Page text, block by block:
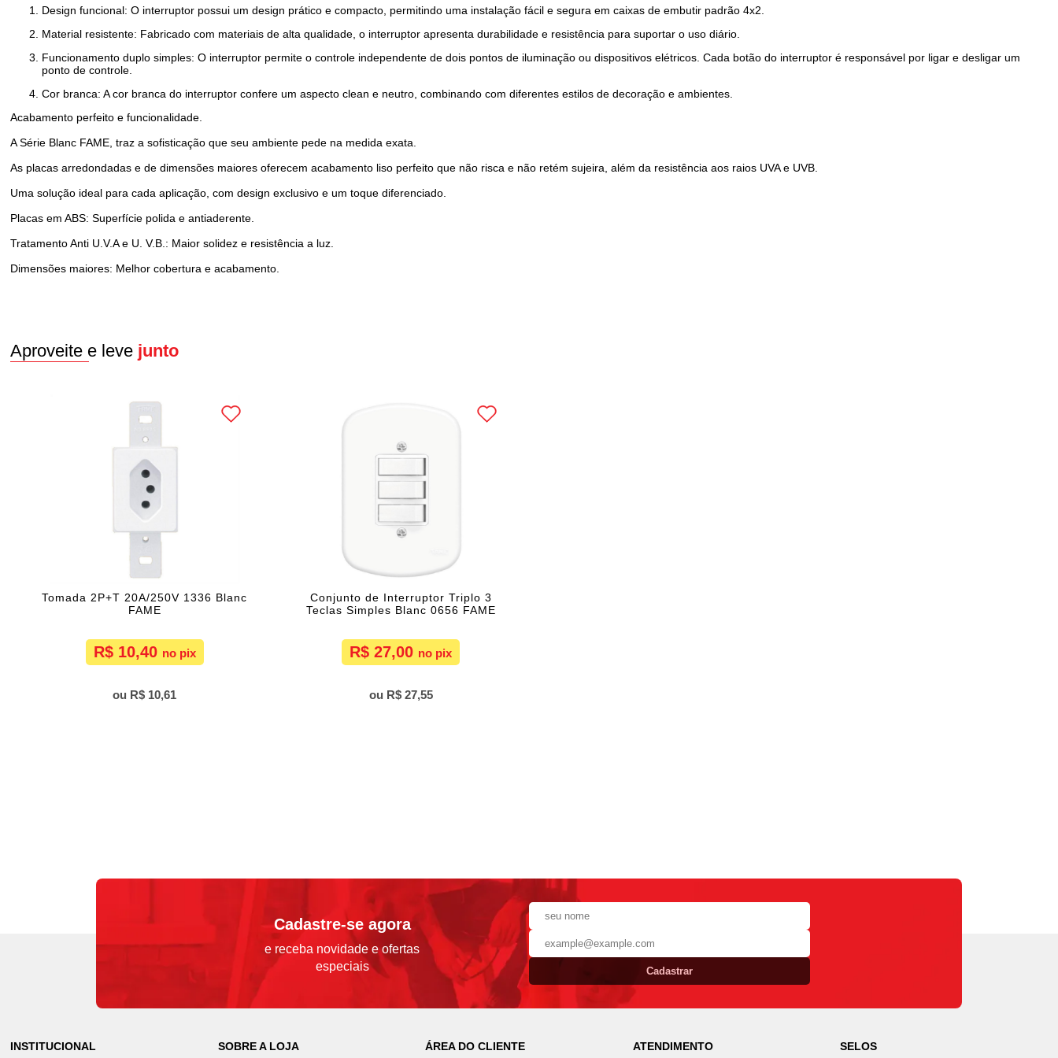
Design funcional: O interruptor possui um design prático e compacto, permitindo uma instalação fácil e segura em caixas de embutir padrão 4x2.
Material resistente: Fabricado com materiais de alta qualidade, o interruptor apresenta durabilidade e resistência para suportar o uso diário.
Funcionamento duplo simples: O interruptor permite o controle independente de dois pontos de iluminação ou dispositivos elétricos. Cada botão do interruptor é responsável por ligar e desligar um
ponto de controle.
Cor branca: A cor branca do interruptor confere um aspecto clean e neutro, combinando com diferentes estilos de decoração e ambientes.
Acabamento perfeito e funcionalidade.
A Série Blanc FAME, traz a sofisticação que seu ambiente pede na medida exata.
As placas arredondadas e de dimensões maiores oferecem acabamento liso perfeito que não risca e não retém sujeira, além da resistência aos raios UVA e UVB.
Uma solução ideal para cada aplicação, com design exclusivo e um toque diferenciado.
Placas em ABS: Superfície polida e antiaderente.
Tratamento Anti U.V.A e U. V.B.: Maior solidez e resistência a luz.
Dimensões maiores: Melhor cobertura e acabamento.
Aproveite e leve junto
Tomada 2P+T 20A/250V 1336 Blanc
FAME
R$ 10,40
R$ 10,61
Conjunto de Interruptor Triplo 3
Teclas Simples Blanc 0656 FAME
R$ 27,00
R$ 27,55
Cadastre-se agora
e receba novidade e ofertas
especiais
Cadastrar
INSTITUCIONAL SOBRE A LOJA ÁREA DO CLIENTE ATENDIMENTO SELOS